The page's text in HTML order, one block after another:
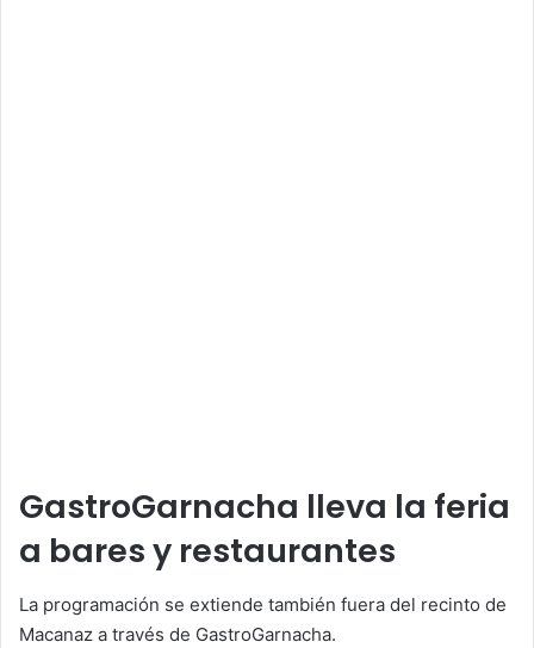
GastroGarnacha lleva la feria
a bares y restaurantes
La programación se extiende también fuera del recinto de
Macanaz a través de GastroGarnacha.